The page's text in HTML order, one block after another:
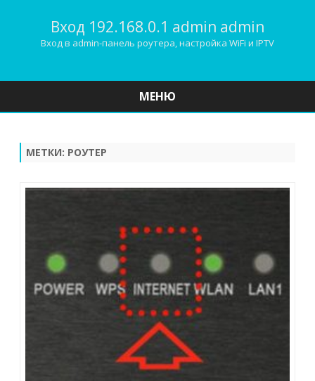
Вход 192.168.0.1 admin admin
Вход в admin-панель роутера, настройка WiFi и IPTV
МЕНЮ
МЕТКИ: РОУТЕР